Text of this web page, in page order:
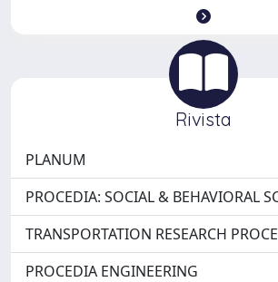
Rivista
PLANUM
PROCEDIA: SOCIAL & BEHAVIORAL
TRANSPORTATION RESEARCH
PROCEDIA ENGINEERING